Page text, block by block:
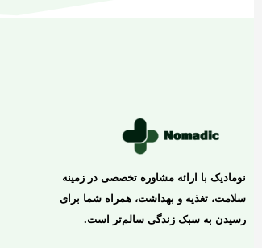
نومادیک با ارائه مشاوره تخصصی در زمینه
سلامت، تغذیه و بهداشت، همراه شما برای
رسیدن به سبک زندگی سالم‌تر است.